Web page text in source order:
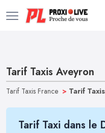
Tarif Taxis Aveyron
Tarif Taxis France > Tarif
Tarif Taxi dans le